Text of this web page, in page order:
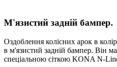
М'язистий задній бампер.
Оздоблення колісних арок в
в м'язистий задній бампер. Він
спеціальною сіткою KONA N-